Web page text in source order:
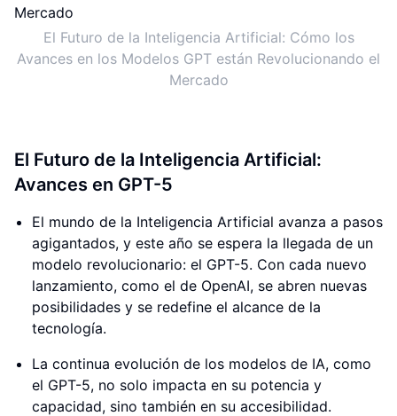
El Futuro de la Inteligencia Artificial: Cómo los
Avances en los Modelos GPT están Revolucionando el
Mercado
El Futuro de la Inteligencia Artificial:
Avances en GPT-5
El mundo de la Inteligencia Artificial avanza a pasos
agigantados, y este año se espera la llegada de un
modelo revolucionario: el GPT-5. Con cada nuevo
lanzamiento, como el de OpenAI, se abren nuevas
posibilidades y se redefine el alcance de la
tecnología.
La continua evolución de los modelos de IA, como
el GPT-5, no solo impacta en su potencia y
capacidad, sino también en su accesibilidad.